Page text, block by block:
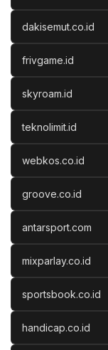
dakisemut.co.id
frivgame.id
skyroam.id
teknolimit.id
webkos.co.id
groove.co.id
antarsport.com
mixparlay.co.id
sportsbook.co.id
handicap.co.id